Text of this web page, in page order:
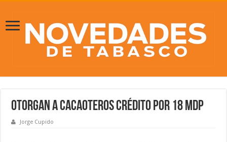
Otorgan a cacaoteros crédito por 18 mdp
Jorge Cupido